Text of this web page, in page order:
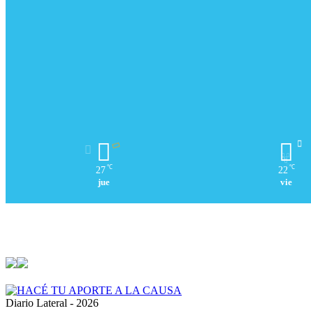
27 ℃
jue
22 ℃
vie
Diario Lateral - 2026